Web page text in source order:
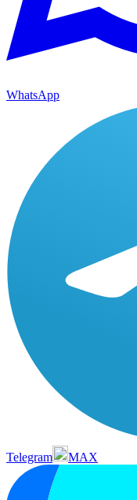
WhatsApp
Telegram MAX